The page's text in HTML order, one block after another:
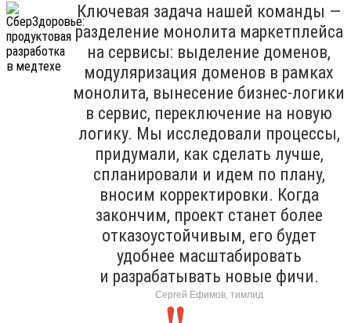
Ключевая задача нашей команды —
разделение монолита маркетплейса
на сервисы: выделение доменов,
модуляризация доменов в рамках
монолита, вынесение бизнес-логики
в сервис, переключение на новую
логику. Мы исследовали процессы,
придумали, как сделать лучше,
спланировали и идем по плану,
вносим корректировки. Когда
закончим, проект станет более
отказоустойчивым, его будет
удобнее масштабировать
и разрабатывать новые фичи.
Сергей Ефимов, тимлид